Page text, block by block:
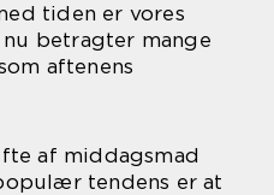
tiden er vores
betragter mange
aftenens
af middagsmad
tendens er at